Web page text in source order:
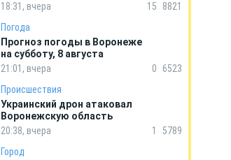
18:31, вчера
15
8821
Погода
Прогноз погоды в Воронеже
на субботу, 8 августа
21:01, вчера
0
6523
Происшествия
Украинский дрон атаковал
Воронежскую область
20:38, вчера
1
5789
Город